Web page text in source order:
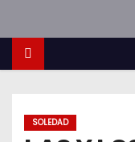
SOLEDAD